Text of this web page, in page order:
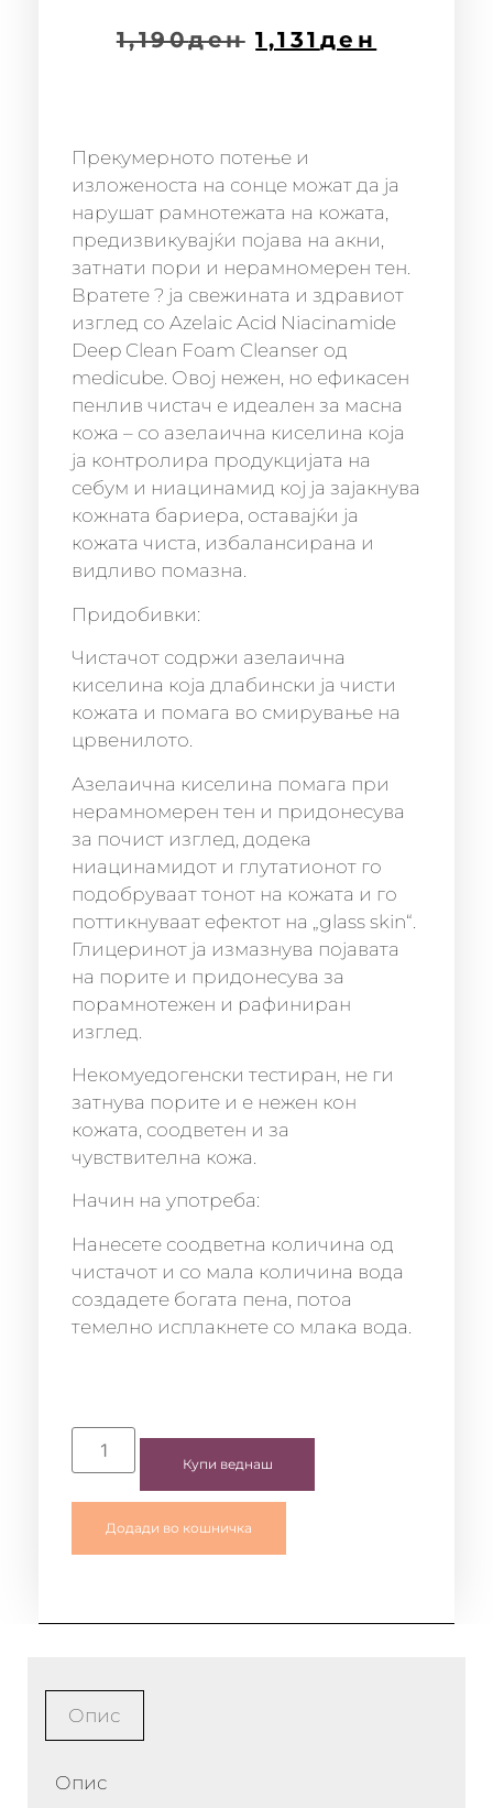
1,190ден 1,131 ден
Прекумерното потење и
изложеноста на сонце можат да ја
нарушат рамнотежата на кожата,
предизвикувајќи појава на акни,
затнати пори и нерамномерен тен.
Вратете ? ја свежината и здравиот
изглед со Azelaic Acid Niacinamide
Deep Clean Foam Cleanser од
medicube. Овој нежeн, но ефикасен
пенлив чистач е идеален за масна
кожа – со азелаична киселина која
ја контролира продукцијата на
себум и ниацинамид кој ја зајакнува
кожната бариера, оставајќи ја
кожата чиста, избалансирана и
видливо помазна.
Придобивки:
Чистачот содржи азелаична
киселина која длабински ја чисти
кожата и помага во смирување на
црвенилото.
Азелаична киселина помага при
нерамномерен тен и придонесува
за почист изглед, додека
ниацинамидот и глутатионот го
подобруваат тонот на кожата и го
поттикнуваат ефектот на „glass skin“.
Глицеринот ја измазнува појавата
на порите и придонесува за
порамнотежен и рафиниран
изглед.
Некомуедогенски тестиран, не ги
затнува порите и е нежен кон
кожата, соодветен и за
чувствителна кожа.
Начин на употреба:
Нанесете соодветна количина од
чистачот и со мала количина вода
создадете богата пена, потоа
темелно исплакнете со млака вода.
Купи веднаш
Додади во кошничка
Опис
Опис